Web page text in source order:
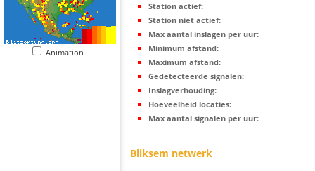
Animation
Station actief:
Station niet actief:
Max aantal inslagen per uur:
Minimum afstand:
Maximum afstand:
Gedetecteerde signalen:
Inslagverhouding:
Hoeveelheid locaties:
Max aantal signalen per uur:
Bliksem netwerk